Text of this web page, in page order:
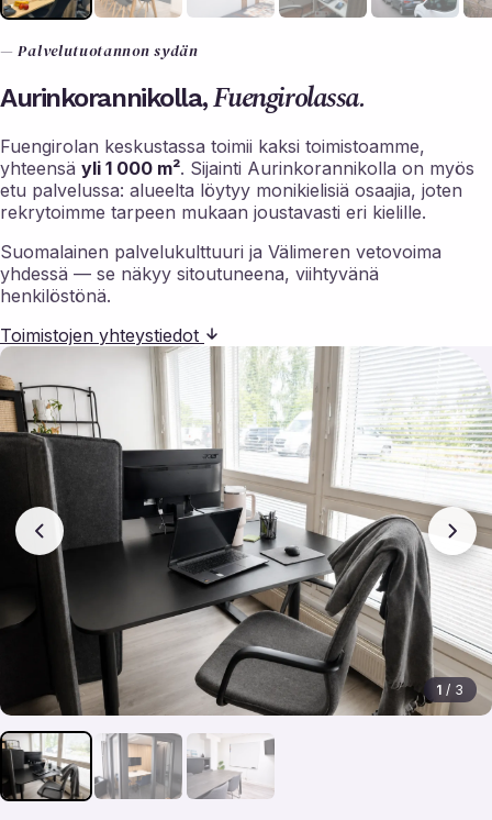
— Palvelutuotannon sydän
Aurinkorannikolla,Fuengirolassa.
Fuengirolan keskustassa toimii kaksi toimistoamme,
yhteensä yli 1 000 m². Sijainti Aurinkorannikolla on myös
etu palvelussa: alueelta löytyy monikielisiä osaajia, joten
rekrytoimme tarpeen mukaan joustavasti eri kielille.
Suomalainen palvelukulttuuri ja Välimeren vetovoima
yhdessä — se näkyy sitoutuneena, viihtyvänä
henkilöstönä.
Toimistojen yhteystiedot
1 / 3